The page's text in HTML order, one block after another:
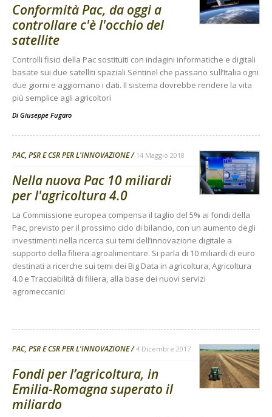
Conformità Pac, da oggi a
controllare c'è l'occhio del
satellite
Controlli fisici della Pac sostituiti con indagini informatiche e digitali
basate sui due satelliti spaziali Sentinel che passano sull’Italia ogni
due giorni e aggiornano i dati. Il sistema dovrebbe rendere la vita
più semplice agli agricoltori
Di Giuseppe Fugaro
PAC, PSR E CSR PER L'INNOVAZIONE 14 Maggio 2018
Nella nuova Pac 10 miliardi
per l'agricoltura 4.0
La Commissione europea compensa il taglio del 5% ai fondi della
Pac, previsto per il prossimo ciclo di bilancio, con un aumento degli
investimenti nella ricerca sui temi dell’innovazione digitale a
supporto della filiera agroalimentare. Si parla di 10 miliardi di euro
destinati a ricerche sui temi dei Big Data in agricoltura, Agricoltura
4.0 e Tracciabilità di filiera, alla base dei nuovi servizi
agromeccanici
PAC, PSR E CSR PER L'INNOVAZIONE 4 Dicembre 2017
Fondi per l’agricoltura, in
Emilia-Romagna superato il
miliardo